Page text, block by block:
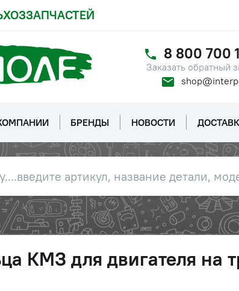
8 800 700
Заказать обратный
БРЕНДЫ НОВОСТИ
КМЗ для двигателя на